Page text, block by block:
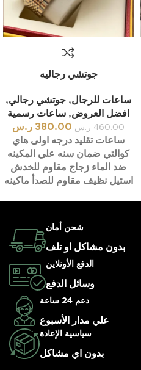
جوتشي رجاليه
ساعات للرجال, جوتشي رجالي,
افضل العروض, ساعات رسمية
460.00 ر.س 380.00 ر.س
ساعات تقليد درجه اولى هاي
كوالتي ضمان سنه علي المكينه
ضد الماء زجاج مقاوم للخدش
استيل نظيف مقاوم للصدأ ماكينه
شحن أمان
بدون مشاكل او تلف
الدفع الأونلاين
وسائل الدفع
دعم 24 ساعة
علي مدار الأسبوع
سياسية الإعادة
بدون اي مشاكل